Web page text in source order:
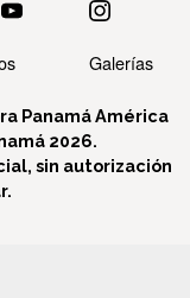
Galerías
Panamá América
2026.
sin autorización